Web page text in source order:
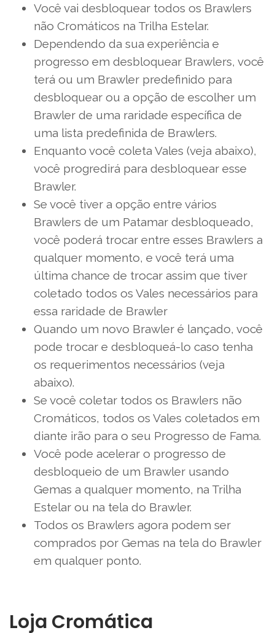
Você vai desbloquear todos os Brawlers
não Cromáticos na Trilha Estelar.
Dependendo da sua experiência e
progresso em desbloquear Brawlers, você
terá ou um Brawler predefinido para
desbloquear ou a opção de escolher um
Brawler de uma raridade específica de
uma lista predefinida de Brawlers.
Enquanto você coleta Vales (veja abaixo),
você progredirá para desbloquear esse
Brawler.
Se você tiver a opção entre vários
Brawlers de um Patamar desbloqueado,
você poderá trocar entre esses Brawlers a
qualquer momento, e você terá uma
última chance de trocar assim que tiver
coletado todos os Vales necessários para
essa raridade de Brawler
Quando um novo Brawler é lançado, você
pode trocar e desbloqueá-lo caso tenha
os requerimentos necessários (veja
abaixo).
Se você coletar todos os Brawlers não
Cromáticos, todos os Vales coletados em
diante irão para o seu Progresso de Fama.
Você pode acelerar o progresso de
desbloqueio de um Brawler usando
Gemas a qualquer momento, na Trilha
Estelar ou na tela do Brawler.
Todos os Brawlers agora podem ser
comprados por Gemas na tela do Brawler
em qualquer ponto.
Loja Cromática